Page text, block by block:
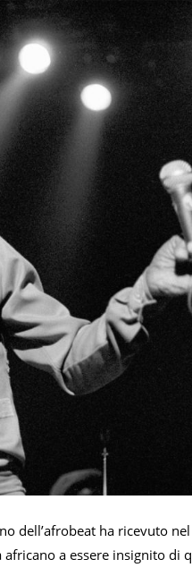
dell’afrobeat ha ricevuto
a essere insignito di